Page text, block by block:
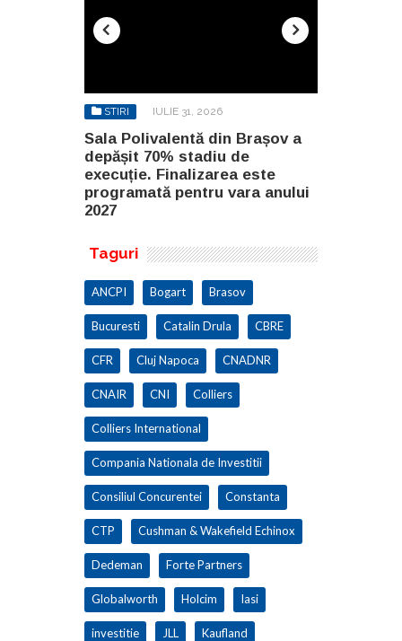
STIRI IULIE 31, 2026
Sala Polivalentă din Brașov a
depășit 70% stadiu de
execuție. Finalizarea este
programată pentru vara anului
2027
Taguri
ANCPI Bogart Brasov
Bucuresti Catalin Drula CBRE
CFR Cluj Napoca CNADNR
CNAIR CNI Colliers
Colliers International
Compania Nationala de Investitii
Consiliul Concurentei Constanta
CTP Cushman & Wakefield Echinox
Dedeman Forte Partners
Globalworth Holcim Iasi
investitie JLL Kaufland